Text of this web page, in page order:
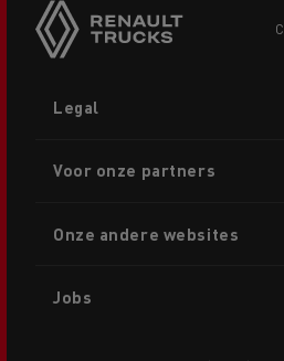
menu
Legal
Voor onze partners
Onze andere websites
Jobs